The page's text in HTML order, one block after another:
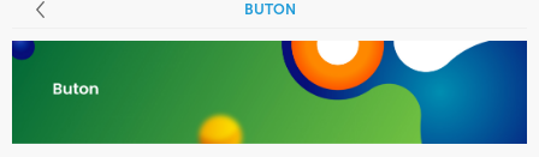
BUTON